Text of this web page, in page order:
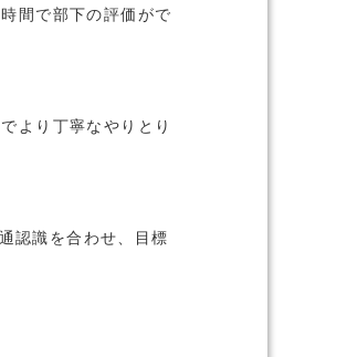
間で部下の評価がで
より丁寧なやりとり
認識を合わせ、目標